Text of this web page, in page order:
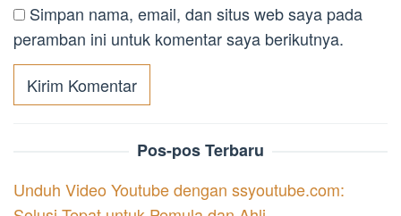
Simpan nama, email, dan situs web saya pada
peramban ini untuk komentar saya berikutnya.
Pos-pos Terbaru
Unduh Video Youtube dengan ssyoutube.com: